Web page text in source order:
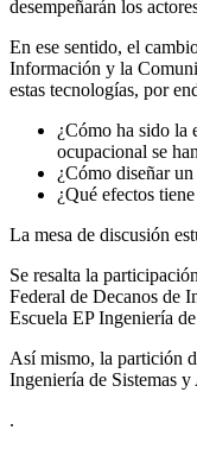
desempeñarán los
En ese sentido, el
Información y la
estas tecnologías, por
¿Cómo ha sido la
ocupacional se
¿Cómo diseñar
¿Qué efectos
La mesa de discusión
Se resalta la
Federal de Decanos de
Escuela EP Ingeniería
Así mismo, la partición
Ingeniería de Sistemas
.